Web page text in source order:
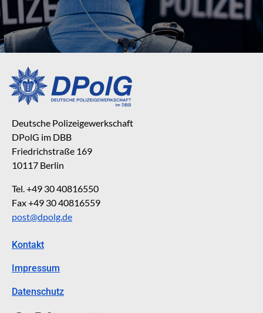
Deutsche Polizeigewerkschaft
DPolG im DBB
Friedrichstraße 169
10117 Berlin
Tel. +49 30 40816550
Fax +49 30 40816559
post@dpolg.de
Kontakt
Impressum
Datenschutz